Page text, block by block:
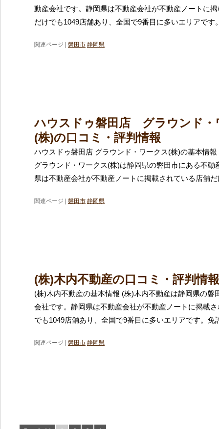
動産会社です。静岡県は不動産会社が不動産ノートに
だけでも1049店舗あり、全国で9番目に多いエリアです
関連ページ | 磐田市 静岡県
ハウスドゥ磐田店 グラウンド・
(株)の口コミ・評判情報
ハウスドゥ磐田店 グラウンド・ワークス(株)の基本情
グラウンド・ワークス(株)は静岡県の磐田市にある不動
県は不動産会社が不動産ノートに掲載されている店舗
関連ページ | 磐田市 静岡県
(株)木内不動産の口コミ・評判情報
(株)木内不動産の基本情報 (株)木内不動産は静岡県の磐
会社です。静岡県は不動産会社が不動産ノートに掲載
でも1049店舗あり、全国で9番目に多いエリアです。免
関連ページ | 磐田市 静岡県